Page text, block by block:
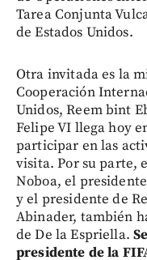
Tarea Conjunta
de Estados Unidos.
Otra invitada es la
Cooperación
Unidos, Reem bint
Felipe VI llega hoy
participar en las
visita. Por su parte,
Noboa, el
y el presidente de
Abinader, también
de De la Espriella.
presidente de la